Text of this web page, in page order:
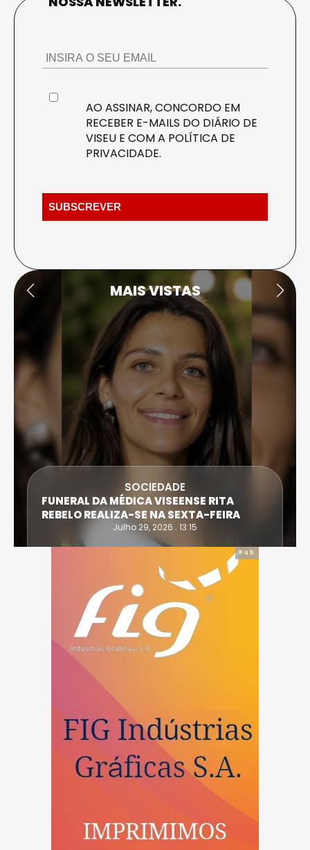
AO ASSINAR, CONCORDO EM
RECEBER E-MAILS DO DIÁRIO DE
VISEU E COM A POLÍTICA DE
PRIVACIDADE.
MAIS VISTAS
SOCIEDADE
FUNERAL DA MÉDICA VISEENSE RITA
REBELO REALIZA-SE NA SEXTA-FEIRA
Julho 29, 2026 . 13:15
Pub